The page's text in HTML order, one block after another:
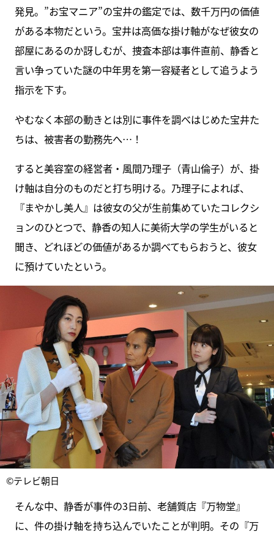
発見。”お宝マニア”の宝井の鑑定では、数千万円の価値
がある本物だという。宝井は高価な掛け軸がなぜ彼女の
部屋にあるのか訝しむが、捜査本部は事件直前、静香と
言い争っていた謎の中年男を第一容疑者として追うよう
指示を下す。
やむなく本部の動きとは別に事件を調べはじめた宝井た
ちは、被害者の勤務先へ…！
すると美容室の経営者・風間乃理子（青山倫子）が、掛
け軸は自分のものだと打ち明ける。乃理子によれば、
『まやかし美人』は彼女の父が生前集めていたコレクシ
ョンのひとつで、静香の知人に美術大学の学生がいると
聞き、どれほどの価値があるか調べてもらおうと、彼女
に預けていたという。
©テレビ朝日
そんな中、静香が事件の3日前、老舗質店『万物堂』
に、件の掛け軸を持ち込んでいたことが判明。その『万